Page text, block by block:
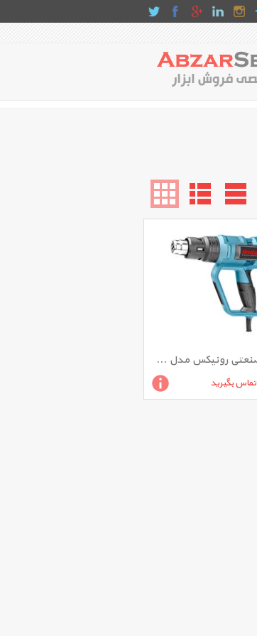
سشوار صنعتی رونیکس مدل 1102
تماس بگیرید